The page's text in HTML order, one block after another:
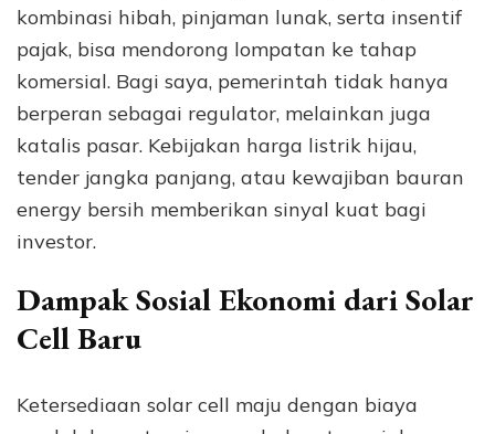
kombinasi hibah, pinjaman lunak, serta insentif
pajak, bisa mendorong lompatan ke tahap
komersial. Bagi saya, pemerintah tidak hanya
berperan sebagai regulator, melainkan juga
katalis pasar. Kebijakan harga listrik hijau,
tender jangka panjang, atau kewajiban bauran
energy bersih memberikan sinyal kuat bagi
investor.
Dampak Sosial Ekonomi dari Solar
Cell Baru
Ketersediaan solar cell maju dengan biaya